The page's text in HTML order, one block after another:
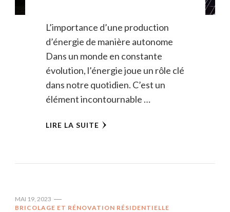
L’importance d’une production
d’énergie de manière autonome
Dans un monde en constante
évolution, l’énergie joue un rôle clé
dans notre quotidien. C’est un
élément incontournable …
LIRE LA SUITE
MAI 19, 2023
BRICOLAGE ET RÉNOVATION RÉSIDENTIELLE